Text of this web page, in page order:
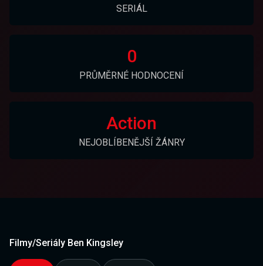
SERIÁL
0
PRŮMĚRNÉ HODNOCENÍ
Action
NEJOBLÍBENĚJŠÍ ŽÁNRY
Filmy/Seriály Ben Kingsley